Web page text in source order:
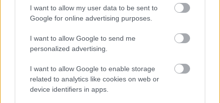
I want to allow my user data to be sent to
Google for online advertising purposes.
I want to allow Google to send me
personalized advertising.
I want to allow Google to enable storage
related to analytics like cookies on web or
device identifiers in apps.
mor lahana, ince havuç şeritleri, doğranmış kırmızı
biber, kremalı avokado parçaları, dilimlenmiş yeşil
Renk çeşitliliği, canlı yeşil marul yapraklarına karşı
çarpıcı bir kontrast oluşturarak tazeliği ve
Marul yaprakları gevrek ve sulu görünüyor, dokusu
belirgin ve iç malzemeleri doğal bir şekilde saran